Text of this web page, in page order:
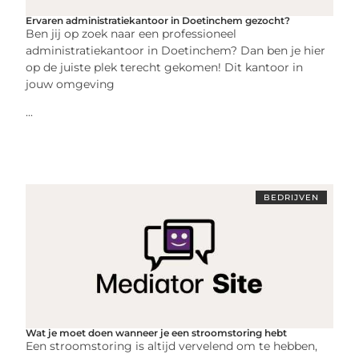
Ervaren administratiekantoor in Doetinchem gezocht?
Ben jij op zoek naar een professioneel
administratiekantoor in Doetinchem? Dan ben je hier
op de juiste plek terecht gekomen! Dit kantoor in
jouw omgeving
...
BEDRIJVEN
Wat je moet doen wanneer je een stroomstoring hebt
Een stroomstoring is altijd vervelend om te hebben,